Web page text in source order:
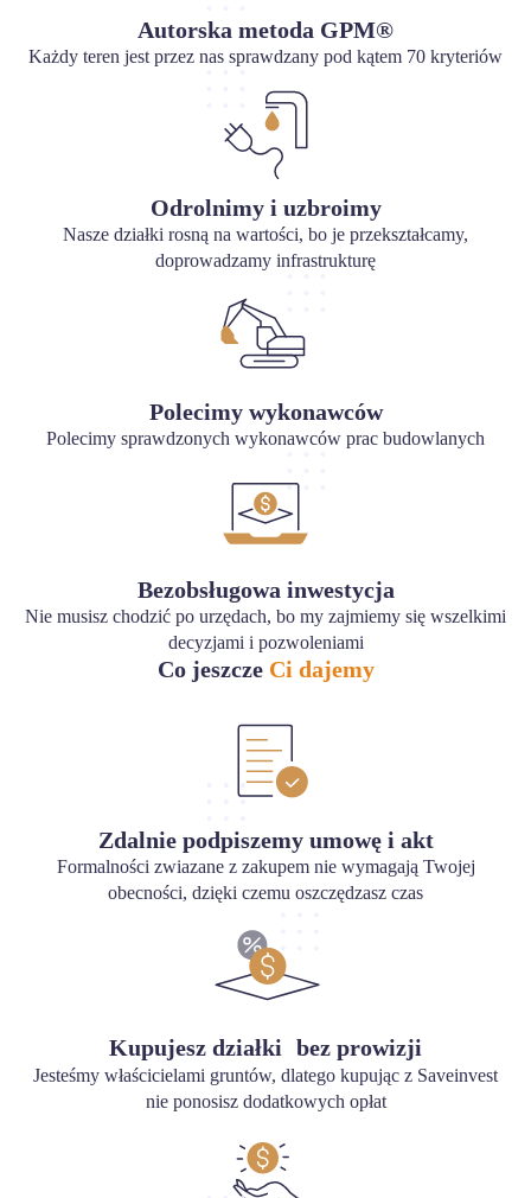
Autorska metoda GPM®
Każdy teren jest przez nas sprawdzany pod kątem 70 kryteriów
Odrolnimy i uzbroimy
Nasze działki rosną na wartości, bo je przekształcamy,
doprowadzamy infrastrukturę
Polecimy wykonawców
Polecimy sprawdzonych wykonawców prac budowlanych
Bezobsługowa inwestycja
Nie musisz chodzić po urzędach, bo my zajmiemy się wszelkimi
decyzjami i pozwoleniami
Co jeszcze Ci dajemy
Zdalnie podpiszemy umowę i akt
Formalności zwiazane z zakupem nie wymagają Twojej
obecności, dzięki czemu oszczędzasz czas
Kupujesz działki bez prowizji
Jesteśmy właścicielami gruntów, dlatego kupując z Saveinvest
nie ponosisz dodatkowych opłat